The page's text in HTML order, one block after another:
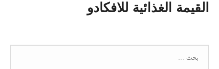
القيمة الغذائية للافكادو